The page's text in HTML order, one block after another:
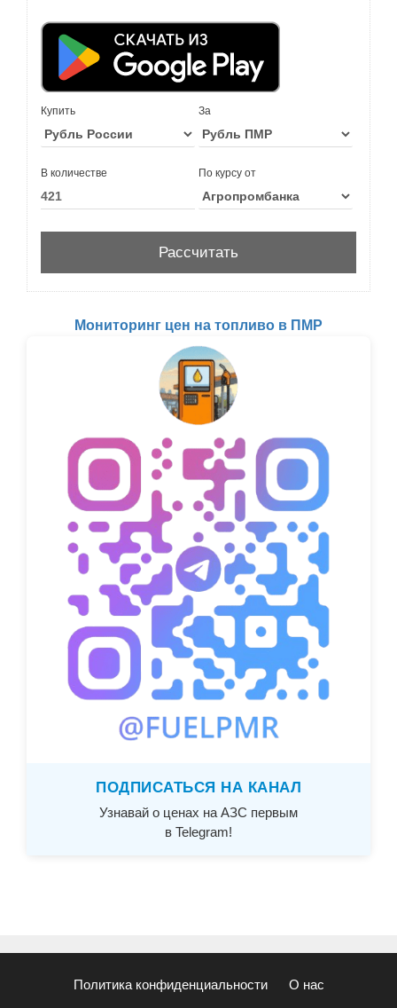
Купить За
В количестве По курсу от
Мониторинг цен на топливо в ПМР
ПОДПИСАТЬСЯ НА КАНАЛ
Узнавай о ценах на АЗС первым
в Telegram!
Политика конфиденциальности О нас